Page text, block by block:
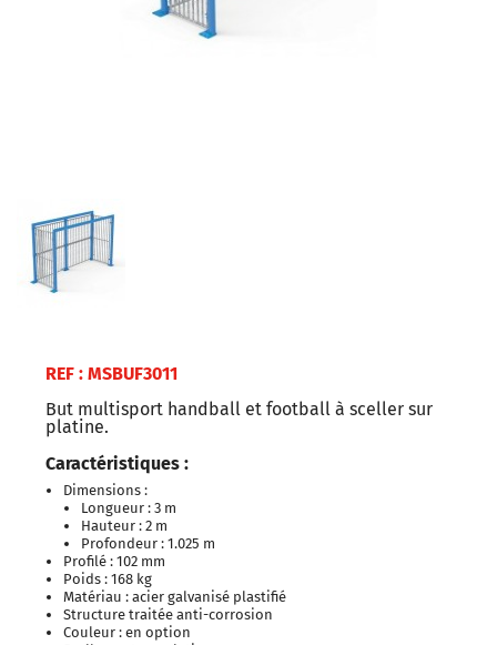
REF : MSBUF3011
But multisport handball et football à sceller sur
platine.
Caractéristiques :
Dimensions :
Longueur : 3 m
Hauteur : 2 m
Profondeur : 1.025 m
Profilé : 102 mm
Poids : 168 kg
Matériau : acier galvanisé plastifié
Structure traitée anti-corrosion
Couleur : en option